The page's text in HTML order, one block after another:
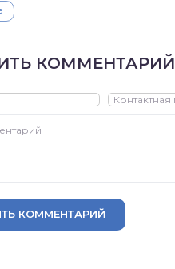
КОММЕНТАРИЙ
КОММЕНТАРИЙ